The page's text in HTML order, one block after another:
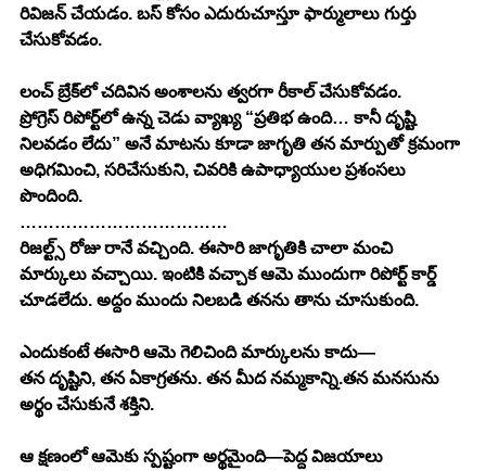
రివిజన్ చేయడం. బస్ కోసం ఎదురుచూస్తూ ఫార్ములాలు గుర్తు
చేసుకోవడం.
లంచ్ బ్రేక్‌లో చదివిన అంశాలను త్వరగా రీకాల్ చేసుకోవడం.
ప్రోగ్రెస్ రిపోర్ట్‌లో ఉన్న చెడు వ్యాఖ్య “ప్రతిభ ఉంది… కానీ దృష్టి
నిలవడం లేదు” అనే మాటను కూడా జాగృతి తన మార్పుతో క్రమంగా
అధిగమించి, సరిచేసుకుని, చివరికి ఉపాధ్యాయుల ప్రశంసలు
పొందింది.
………………………………
రిజల్ట్స్ రోజు రానే వచ్చింది. ఈసారి జాగృతికి చాలా మంచి
మార్కులు వచ్చాయి. ఇంటికి వచ్చాక ఆమె ముందుగా రిపోర్ట్ కార్డ్
చూడలేదు. అద్దం ముందు నిలబడి తనను తాను చూసుకుంది.
ఎందుకంటే ఈసారి ఆమె గెలిచింది మార్కులను కాదు—
తన దృష్టిని, తన ఏకాగ్రతను. తన మీద నమ్మకాన్ని.తన మనసును
అర్థం చేసుకునే శక్తిని.
ఆ క్షణంలో ఆమెకు స్పష్టంగా అర్థమైంది—పెద్ద విజయాలు